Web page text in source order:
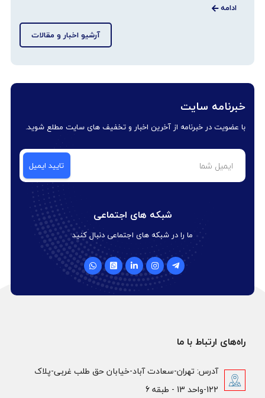
ادامه
آرشیو اخبار و مقالات
خبرنامه سایت
با عضویت در خبرنامه از آخرین اخبار و تخفیف های سایت مطلع شوید.
شبکه های اجتماعی
ما را در شبکه های اجتماعی دنبال کنید
راه‌های ارتباط با ما
آدرس: تهران-سعادت آباد-خیابان حق طلب غربی-پلاک
122-واحد 13 - طبقه 6